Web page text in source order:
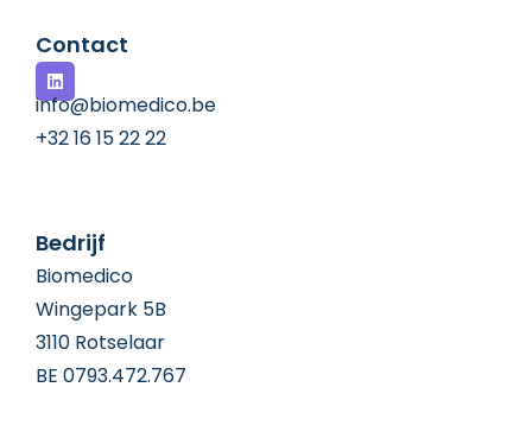
Contact
info@biomedico.be
+32 16 15 22 22
Bedrijf
Biomedico
Wingepark 5B
3110 Rotselaar
BE 0793.472.767